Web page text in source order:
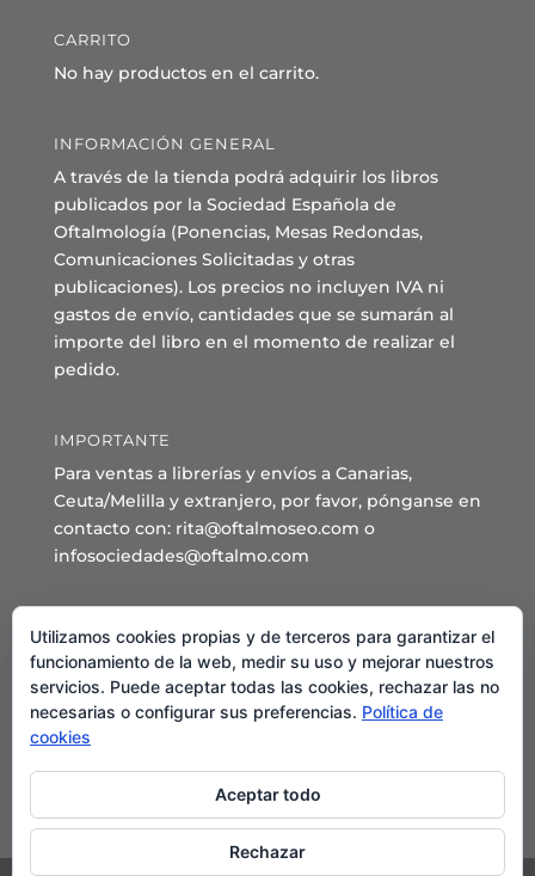
CARRITO
No hay productos en el carrito.
INFORMACIÓN GENERAL
A través de la tienda podrá adquirir los libros
publicados por la Sociedad Española de
Oftalmología (Ponencias, Mesas Redondas,
Comunicaciones Solicitadas y otras
publicaciones). Los precios no incluyen IVA ni
gastos de envío, cantidades que se sumarán al
importe del libro en el momento de realizar el
pedido.
IMPORTANTE
Para ventas a librerías y envíos a Canarias,
Ceuta/Melilla y extranjero, por favor, pónganse en
contacto con: rita@oftalmoseo.com o
infosociedades@oftalmo.com
Sede Administrativa y Secretaría General
C/ Arcipreste de Hita 14 – 1º Derecha.
28015 – Madrid
Teléfono: 91 544 80 35 - 91 544 58 79
Mail:
Utilizamos cookies propias y de terceros para garantizar el
funcionamiento de la web, medir su uso y mejorar nuestros
servicios. Puede aceptar todas las cookies, rechazar las no
necesarias o configurar sus preferencias. Política de
cookies
Aceptar todo
Rechazar